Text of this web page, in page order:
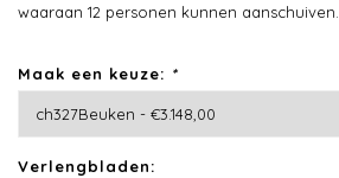
waaraan 12 personen kunnen aanschuiven.
Maak een keuze: *
Verlengbladen: